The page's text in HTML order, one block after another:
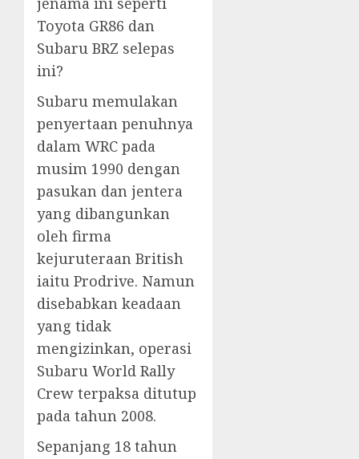
Toyota GR86 dan
Subaru BRZ selepas
ini?
Subaru memulakan
penyertaan penuhnya
dalam WRC pada
musim 1990 dengan
pasukan dan jentera
yang dibangunkan
oleh firma
kejuruteraan British
iaitu Prodrive. Namun
disebabkan keadaan
yang tidak
mengizinkan, operasi
Subaru World Rally
Crew terpaksa ditutup
pada tahun 2008.
Sepanjang 18 tahun